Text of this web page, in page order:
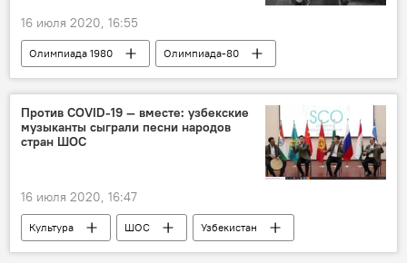
16 июля 2020, 16:55
Олимпиада 1980
Олимпиада-80
СССР
Советский союз
Москва
Ташкент
Против COVID-19 — вместе: узбекские
музыканты сыграли песни народов
стран ШОС
16 июля 2020, 16:47
Культура ШОС
Узбекистан
музыканты
народные ансамбли